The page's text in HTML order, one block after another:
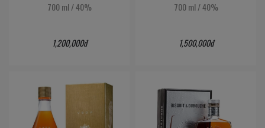
700 ml /40%
1,200,000đ
700 ml /40%
1,500,000đ